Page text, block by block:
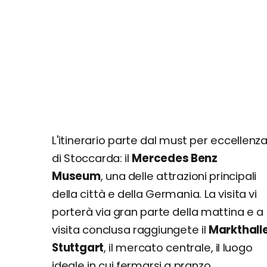
L'itinerario parte dal must per
di Stoccarda: il Mercedes Benz
Museum, una delle attrazioni principali
della città e della Germania. La visita vi
porterà via gran parte della mattina e a
visita conclusa raggiungete il
Stuttgart, il mercato centrale, il luogo